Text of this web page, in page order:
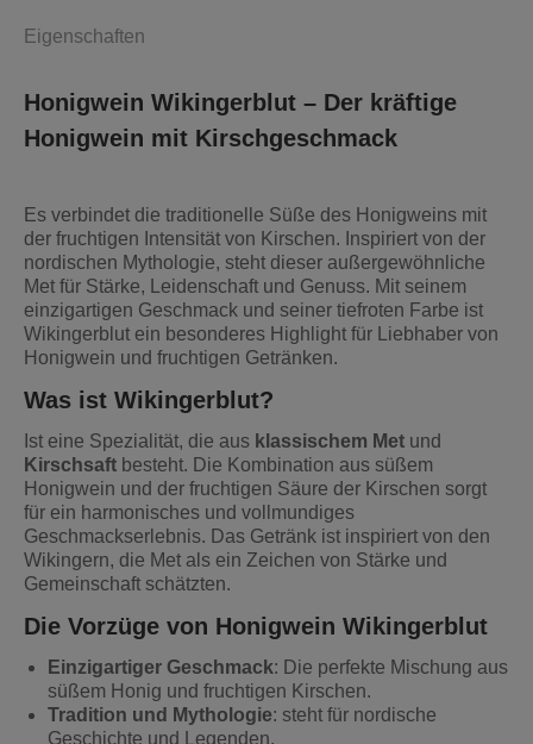
Eigenschaften
Honigwein Wikingerblut – Der kräftige
Honigwein mit Kirschgeschmack
Es verbindet die traditionelle Süße des Honigweins mit
der fruchtigen Intensität von Kirschen. Inspiriert von der
nordischen Mythologie, steht dieser außergewöhnliche
Met für Stärke, Leidenschaft und Genuss. Mit seinem
einzigartigen Geschmack und seiner tiefroten Farbe ist
Wikingerblut ein besonderes Highlight für Liebhaber von
Honigwein und fruchtigen Getränken.
Was ist Wikingerblut?
Ist eine Spezialität, die aus klassischem Met und
Kirschsaft besteht. Die Kombination aus süßem
Honigwein und der fruchtigen Säure der Kirschen sorgt
für ein harmonisches und vollmundiges
Geschmackserlebnis. Das Getränk ist inspiriert von den
Wikingern, die Met als ein Zeichen von Stärke und
Gemeinschaft schätzten.
Die Vorzüge von Honigwein Wikingerblut
Einzigartiger Geschmack: Die perfekte Mischung aus
süßem Honig und fruchtigen Kirschen.
Tradition und Mythologie: steht für nordische
Geschichte und Legenden.